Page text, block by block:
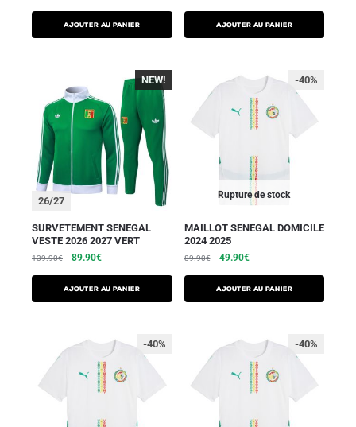
AJOUTER AU PANIER AJOUTER AU PANIER
NEW!
26/27
SURVETEMENT SENEGAL
VESTE 2026 2027 VERT
139.90€ 89.90€
AJOUTER AU PANIER
Rupture de stock
-40%
MAILLOT SENEGAL DOMICILE
2024 2025
89.90€ 49.90€
AJOUTER AU PANIER
-40% -40%